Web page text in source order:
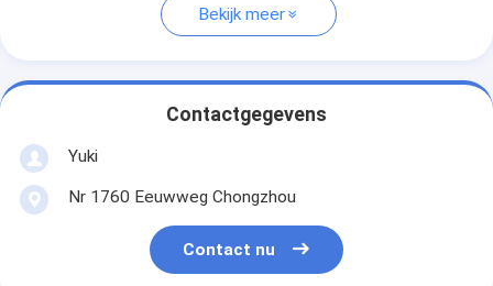
Bekijk meer
Contactgegevens
Yuki
Nr 1760 Eeuwweg Chongzhou
Contact nu